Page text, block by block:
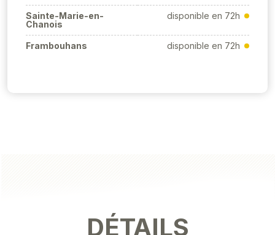
Sainte-Marie-en-
Chanois
disponible en 72h
Frambouhans disponible en 72h
DÉTAILS